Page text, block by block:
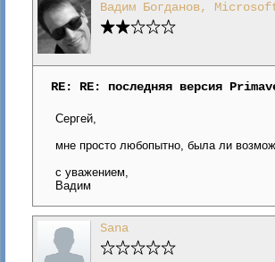
Вадим Богданов,
RE: RE: последняя версия
Сергей,
мне просто любопытно, была ли
с уважением,
Вадим
Sana